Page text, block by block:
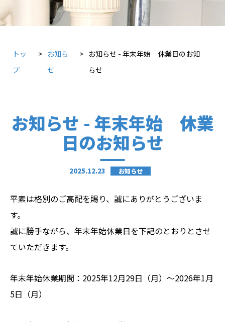
トッ
プ
お知ら
せ
お知らせ - 年末年始 休業日のお知
らせ
お知らせ - 年末年始 休業
日のお知らせ
2025.12.23 お知らせ
平素は格別のご高配を賜り、誠にありがとうございま
す。
誠に勝手ながら、年末年始休業日を下記のとおりとさせ
ていただきます。
年末年始休業期間：2025年12月29日（月）～2026年1月
5日（月）